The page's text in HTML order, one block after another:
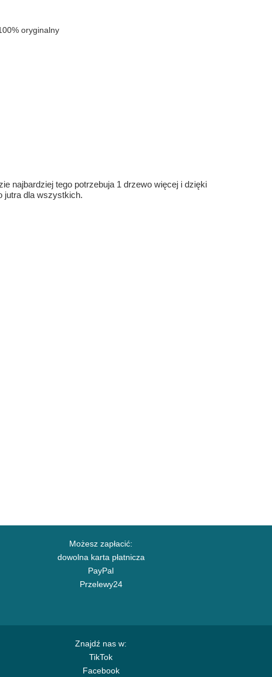
oryginalny
najbardziej tego potrzebuja 1 drzewo więcej i dzięki
jutra dla wszystkich.
Możesz zapłacić:
dowolna karta płatnicza
PayPal
Przelewy24
Znajdź nas w:
TikTok
Facebook